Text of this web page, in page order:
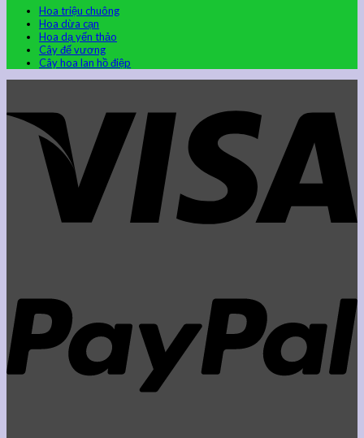
Hoa triệu chuông
Hoa dừa cạn
Hoa dạ yến thảo
Cây đế vương
Cây hoa lan hồ điệp